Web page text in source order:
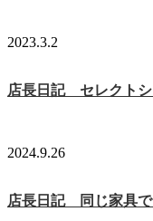
2023.3.2
店長日記 セレクトシ
2024.9.26
店長日記 同じ家具で